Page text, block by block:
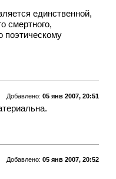
единственной,
смертного,
поэтическому
Добавлено: 05 янв 2007, 20:51
Добавлено: 05 янв 2007, 20:52